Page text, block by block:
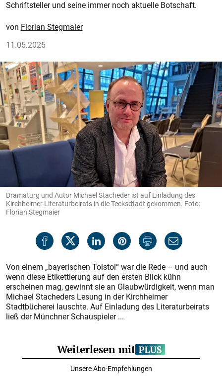
Schriftsteller und seine immer noch aktuelle Botschaft.
Florian Stegmaier
11.05.2025
Dramaturg und Autor Michael Stacheder ist auf Einladung des
Kirchheimer Literaturbeirats in die Tecksdtadt gekommen. Foto:
Florian Stegmaier
Von einem „bayerischen Tolstoi“ war die Rede – und auch
wenn diese Etikettierung auf den ersten Blick kühn
erscheinen mag, gewinnt sie an Glaubwürdigkeit, wenn man
Michael Stacheders Lesung in der Kirchheimer
Stadtbücherei lauschte. Auf Einladung des Literaturbeirats
ließ der Münchner Schauspieler ...